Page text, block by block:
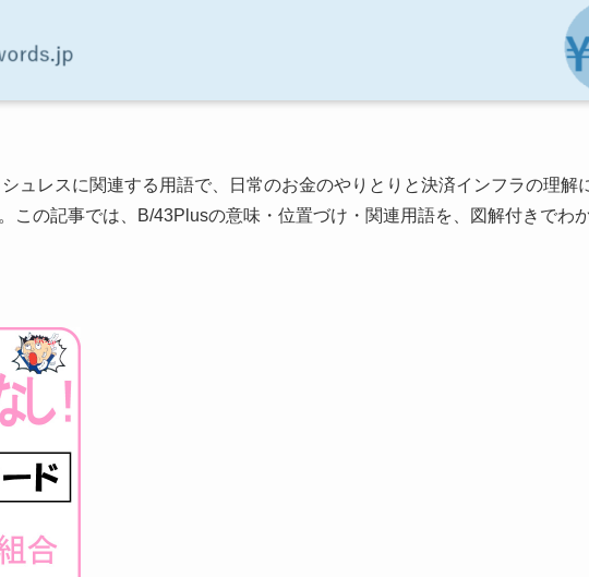
ュレスに関連する用語で、日常のお金のやりとりと決済インフラの理解
この記事では、B/43Plusの意味・位置づけ・関連用語を、図解付きでわ